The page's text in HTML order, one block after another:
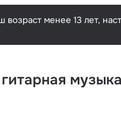
менее 13 лет,